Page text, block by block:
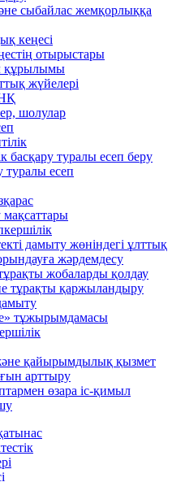
сыбайлас жемқорлыққа
кеңесі
отырыстары
құрылымы
жүйелері
шолулар
басқару туралы есеп беру
туралы есеп
дамыту жөніндегі ұлттық
жәрдемдесу
жобаларды қолдау
тұрақты қаржыландыру
тұжырымдамасы
қайырымдылық қызмет
арттыру
өзара іс-қимыл